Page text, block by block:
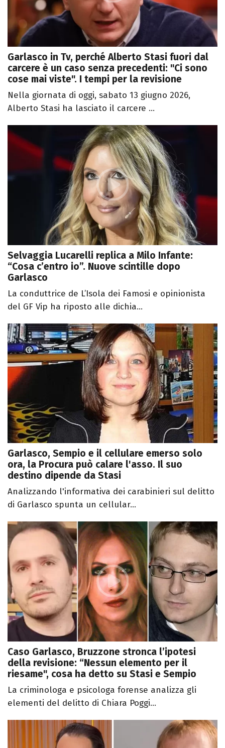
Garlasco in Tv, perché Alberto Stasi fuori dal
carcere è un caso senza precedenti: "Ci sono
cose mai viste". I tempi per la revisione
Nella giornata di oggi, sabato 13 giugno 2026,
Alberto Stasi ha lasciato il carcere ...
Selvaggia Lucarelli replica a Milo Infante:
“Cosa c’entro io”. Nuove scintille dopo
Garlasco
La conduttrice de L’Isola dei Famosi e opinionista
del GF Vip ha riposto alle dichia...
Garlasco, Sempio e il cellulare emerso solo
ora, la Procura può calare l'asso. Il suo
destino dipende da Stasi
Analizzando l'informativa dei carabinieri sul delitto
di Garlasco spunta un cellular...
Caso Garlasco, Bruzzone stronca l’ipotesi
della revisione: “Nessun elemento per il
riesame", cosa ha detto su Stasi e Sempio
La criminologa e psicologa forense analizza gli
elementi del delitto di Chiara Poggi...